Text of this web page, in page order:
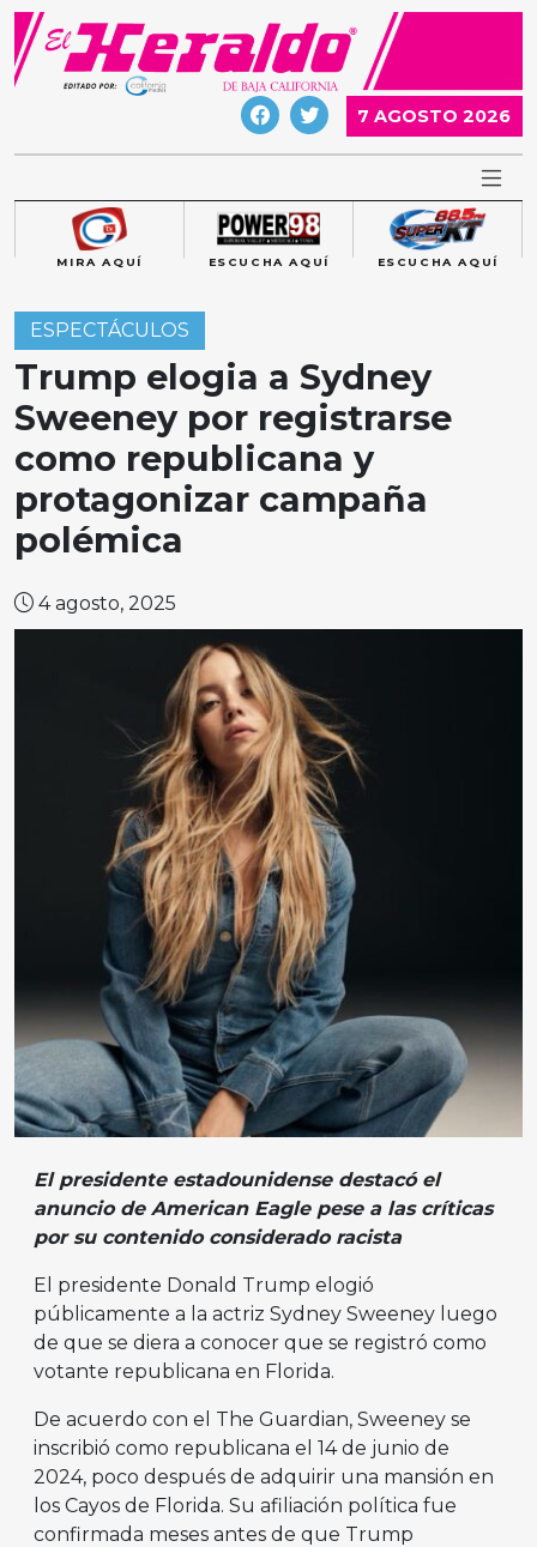
Skip
content
7 AGOSTO 2026
MIRA AQUÍ ESCUCHA AQUÍ ESCUCHA AQUÍ
ESPECTÁCULOS
Trump elogia a Sydney
Sweeney por registrarse
como republicana y
protagonizar campaña
polémica
4 agosto, 2025
El presidente estadounidense destacó el
anuncio de American Eagle pese a las críticas
por su contenido considerado racista
El presidente Donald Trump elogió
públicamente a la actriz Sydney Sweeney luego
de que se diera a conocer que se registró como
votante republicana en Florida.
De acuerdo con el The Guardian, Sweeney se
inscribió como republicana el 14 de junio de
2024, poco después de adquirir una mansión en
los Cayos de Florida. Su afiliación política fue
confirmada meses antes de que Trump